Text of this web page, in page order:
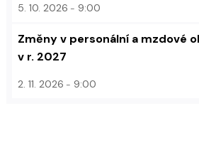
5. 10. 2026 9:00
Změny v personální a mzdové
v r. 2027
2. 11. 2026 9:00